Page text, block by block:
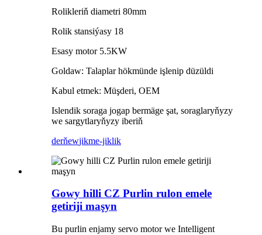
Rolikleriň diametri 80mm
Rolik stansiýasy 18
Esasy motor 5.5KW
Goldaw: Talaplar hökmünde işlenip düzüldi
Kabul etmek: Müşderi, OEM
Islendik soraga jogap bermäge şat, soraglaryňyzy
we sargytlaryňyzy iberiň
derňewjikme-jiklik
Gowy hilli CZ Purlin rulon emele
getiriji maşyn
Bu purlin enjamy servo motor we Intelligent